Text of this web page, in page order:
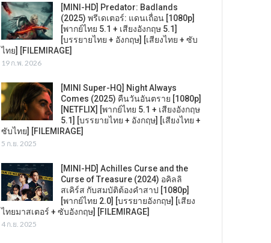
[MINI-HD] Predator: Badlands
(2025) พรีเดเตอร์: แดนเถื่อน [1080p]
[พากย์ไทย 5.1 + เสียงอังกฤษ 5.1]
[บรรยายไทย + อังกฤษ] [เสียงไทย + ซับ
ไทย] [FILEMIRAGE]
19 ก.พ. 2026
[MINI Super-HQ] Night Always
Comes (2025) คืนวันอันตราย [1080p]
[NETFLIX] [พากย์ไทย 5.1 + เสียงอังกฤษ
5.1] [บรรยายไทย + อังกฤษ] [เสียงไทย +
ซับไทย] [FILEMIRAGE]
5 ก.ย. 2025
[MINI-HD] Achilles Curse and the
Curse of Treasure (2024) อคิลลิ
สเคิร์ส กับสมบัติต้องคำสาป [1080p]
[พากย์ไทย 2.0] [บรรยายอังกฤษ] [เสียง
ไทยมาสเตอร์ + ซับอังกฤษ] [FILEMIRAGE]
4 ก.ย. 2025